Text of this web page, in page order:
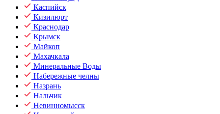
Каспийск
Кизилюрт
Краснодар
Крымск
Майкоп
Махачкала
Минеральные Воды
Набережные челны
Назрань
Нальчик
Невинномысск